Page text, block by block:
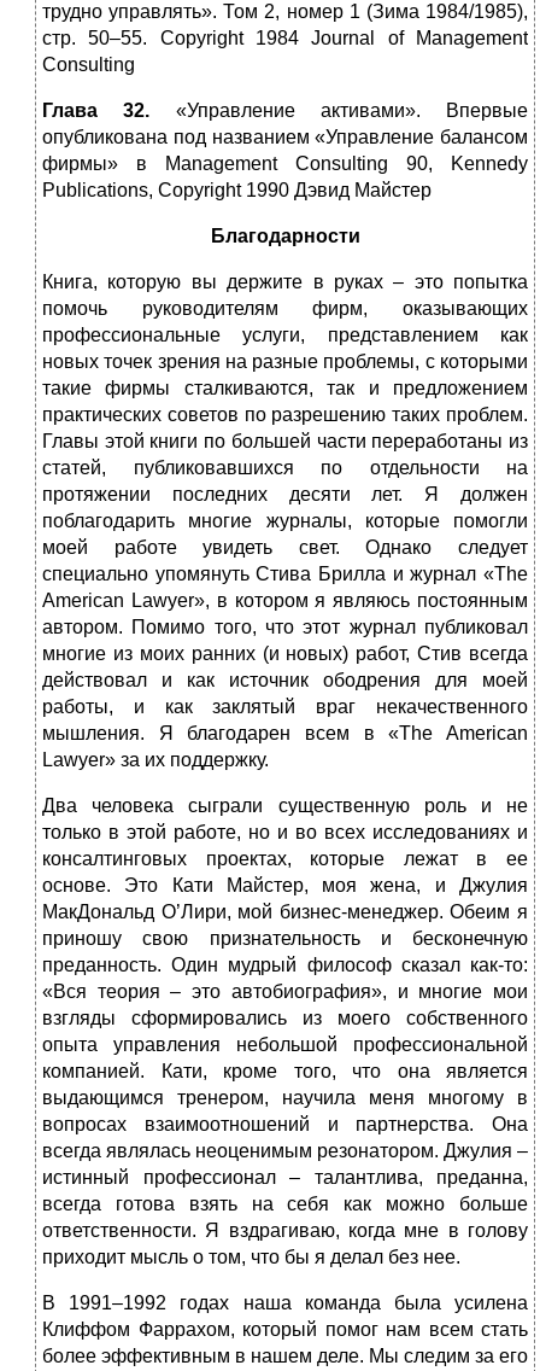
трудно управлять». Том 2, номер 1 (Зима 1984/1985),
стр. 50–55. Copyright 1984 Journal of Management
Consulting
Глава 32. «Управление активами». Впервые
опубликована под названием «Управление балансом
фирмы» в Management Consulting 90, Kennedy
Publications, Copyright 1990 Дэвид Майстер
Благодарности
Книга, которую вы держите в руках – это попытка
помочь руководителям фирм, оказывающих
профессиональные услуги, представлением как
новых точек зрения на разные проблемы, с которыми
такие фирмы сталкиваются, так и предложением
практических советов по разрешению таких проблем.
Главы этой книги по большей части переработаны из
статей, публиковавшихся по отдельности на
протяжении последних десяти лет. Я должен
поблагодарить многие журналы, которые помогли
моей работе увидеть свет. Однако следует
специально упомянуть Стива Брилла и журнал «The
American Lawyer», в котором я являюсь постоянным
автором. Помимо того, что этот журнал публиковал
многие из моих ранних (и новых) работ, Стив всегда
действовал и как источник ободрения для моей
работы, и как заклятый враг некачественного
мышления. Я благодарен всем в «The American
Lawyer» за их поддержку.
Два человека сыграли существенную роль и не
только в этой работе, но и во всех исследованиях и
консалтинговых проектах, которые лежат в ее
основе. Это Кати Майстер, моя жена, и Джулия
МакДональд О’Лири, мой бизнес‑менеджер. Обеим я
приношу свою признательность и бесконечную
преданность. Один мудрый философ сказал как‑то:
«Вся теория – это автобиография», и многие мои
взгляды сформировались из моего собственного
опыта управления небольшой профессиональной
компанией. Кати, кроме того, что она является
выдающимся тренером, научила меня многому в
вопросах взаимоотношений и партнерства. Она
всегда являлась неоценимым резонатором. Джулия –
истинный профессионал – талантлива, преданна,
всегда готова взять на себя как можно больше
ответственности. Я вздрагиваю, когда мне в голову
приходит мысль о том, что бы я делал без нее.
В 1991–1992 годах наша команда была усилена
Клиффом Фаррахом, который помог нам всем стать
более эффективным в нашем деле. Мы следим за его